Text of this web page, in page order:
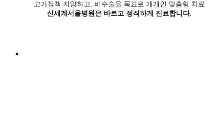
고가정책 지양하고, 비수술을 목표로 개개인 맞춤형 치료
신세계서울병원은 바르고 정직하게 진료합니다.